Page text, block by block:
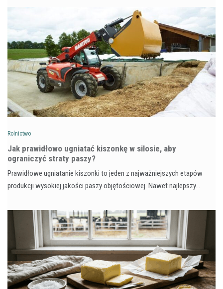
Rolnictwo
Jak prawidłowo ugniatać kiszonkę w silosie, aby
ograniczyć straty paszy?
Prawidłowe ugniatanie kiszonki to jeden z najważniejszych etapów
produkcji wysokiej jakości paszy objętościowej. Nawet najlepszy…